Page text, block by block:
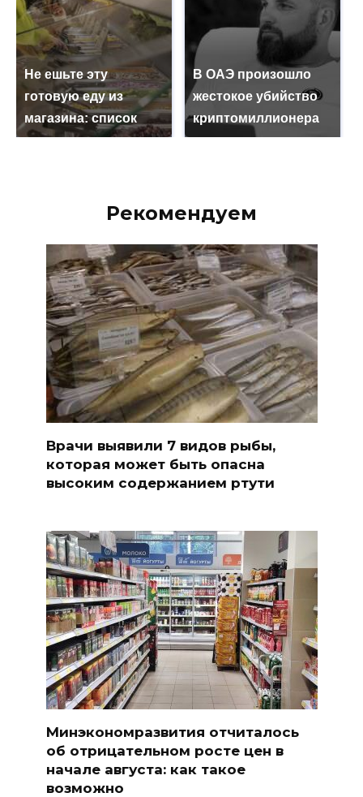
Не ешьте эту
готовую еду из
магазина: список
В ОАЭ произошло
жестокое убийство
криптомиллионера
Рекомендуем
Врачи выявили 7 видов рыбы,
которая может быть опасна
высоким содержанием ртути
Минэкономразвития отчиталось
об отрицательном росте цен в
начале августа: как такое
возможно